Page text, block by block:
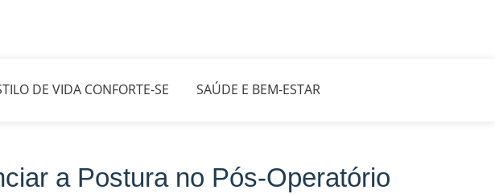
DE VIDA CONFORTE-SE SAÚDE E BEM-ESTAR
a Postura no Pós-Operatório